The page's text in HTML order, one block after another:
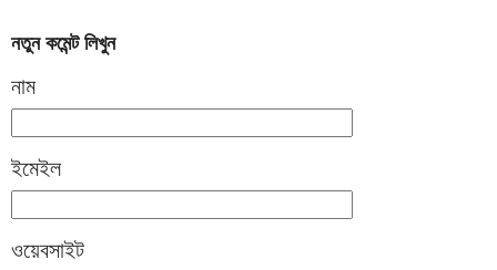
নতুন কমেন্ট লিখুন
নাম
ইমেইল
ওয়েবসাইট